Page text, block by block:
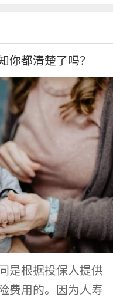
你都清楚了吗？
是根据投保人提供
费用的。因为人寿